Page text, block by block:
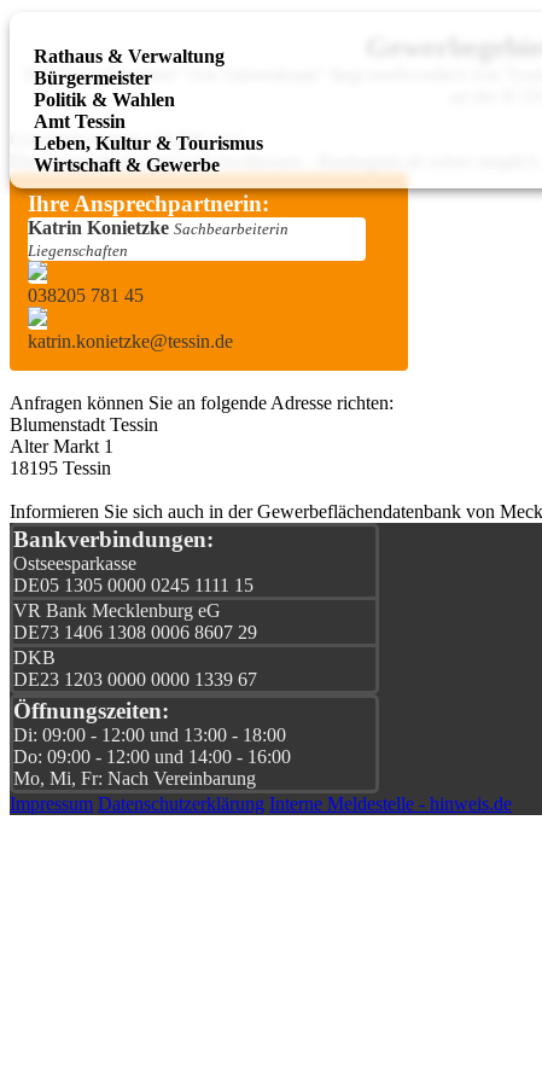
Rathaus & Verwaltung
Bürgermeister
Politik & Wahlen
Amt Tessin
Leben, Kultur & Tourismus
Wirtschaft & Gewerbe
Das Gewerbegebiet "Am Tannenkopp" liegt nordwestlich von Tessin
Grundstückspreis: 18,00€ / m²
Die Grundstücke sind voll erschlossen - Baubeginn ab sofort möglich.
Ihre Ansprechpartnerin:
Katrin Konietzke Sachbearbeiterin
Liegenschaften
038205 781 45
katrin.konietzke@tessin.de
Anfragen können Sie an folgende Adresse richten:
Blumenstadt Tessin
Alter Markt 1
18195 Tessin
Informieren Sie sich auch in der Gewerbeflächendatenbank von
Bankverbindungen:
Ostseesparkasse
DE05 1305 0000 0245 1111 15
VR Bank Mecklenburg eG
DE73 1406 1308 0006 8607 29
DKB
DE23 1203 0000 0000 1339 67
Öffnungszeiten:
Di: 09:00 - 12:00 und 13:00 - 18:00
Do: 09:00 - 12:00 und 14:00 - 16:00
Mo, Mi, Fr: Nach Vereinbarung
Impressum Datenschutzerklärung Interne Meldestelle - hinweis.de